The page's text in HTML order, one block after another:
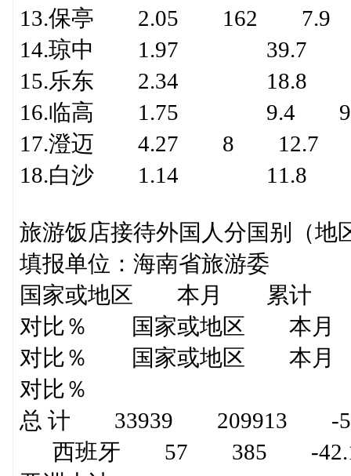
13.保亭 2.05 162
14.琼中 1.97 39.7
15.乐东 2.34 18.8
16.临高 1.75 9.4
17.澄迈 4.27 8 12.7
18.白沙 1.14 11.8
旅游饭店接待外国人分国别（地
填报单位：海南省旅游
国家或地区 本月 累计
对比％ 国家或地区 本
对比％ 国家或地区 本
对比％
总 计 33939 209913
西班牙 57 385 -